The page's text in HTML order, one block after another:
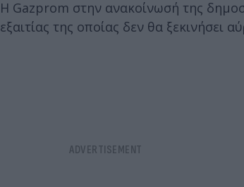
H Gazprom στην ανακοίνωσή της
εξαιτίας της οποίας δεν θα